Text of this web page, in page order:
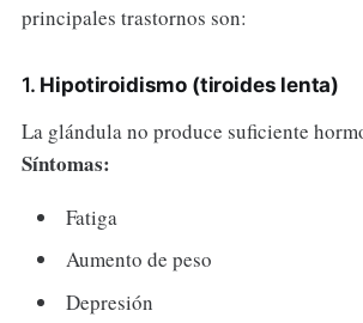
principales trastornos son:
1. Hipotiroidismo (tiroides lenta)
La glándula no produce suficiente
Síntomas:
Fatiga
Aumento de peso
Depresión